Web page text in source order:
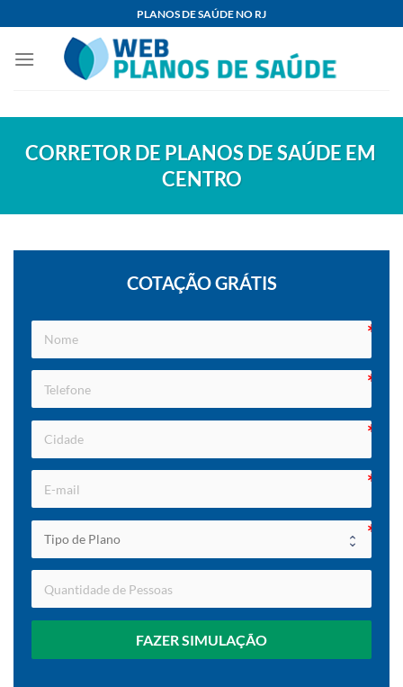
content
PLANOS DE SAÚDE NO RJ
CORRETOR DE PLANOS DE SAÚDE EM
CENTRO
COTAÇÃO GRÁTIS
FAZER SIMULAÇÃO